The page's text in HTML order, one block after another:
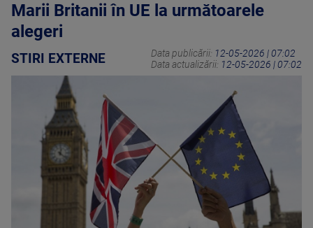
Marii Britanii în UE la următoarele
alegeri
STIRI EXTERNE Data publicării: 12-05-2026 | 07:02
Data actualizării: 12-05-2026 | 07:02